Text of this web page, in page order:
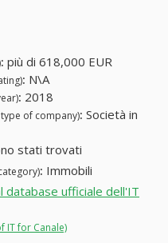
: più di 618,000 EUR
: N\A
: 2018
of company): Società in
stati trovati
: Immobili
ufficiale dell'IT
IT for Canale)